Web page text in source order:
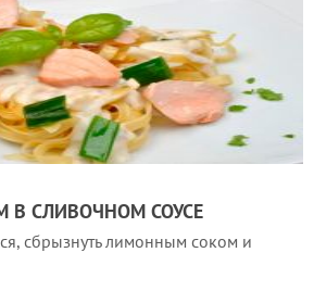
В СЛИВОЧНОМ СОУСЕ
сбрызнуть лимонным соком и